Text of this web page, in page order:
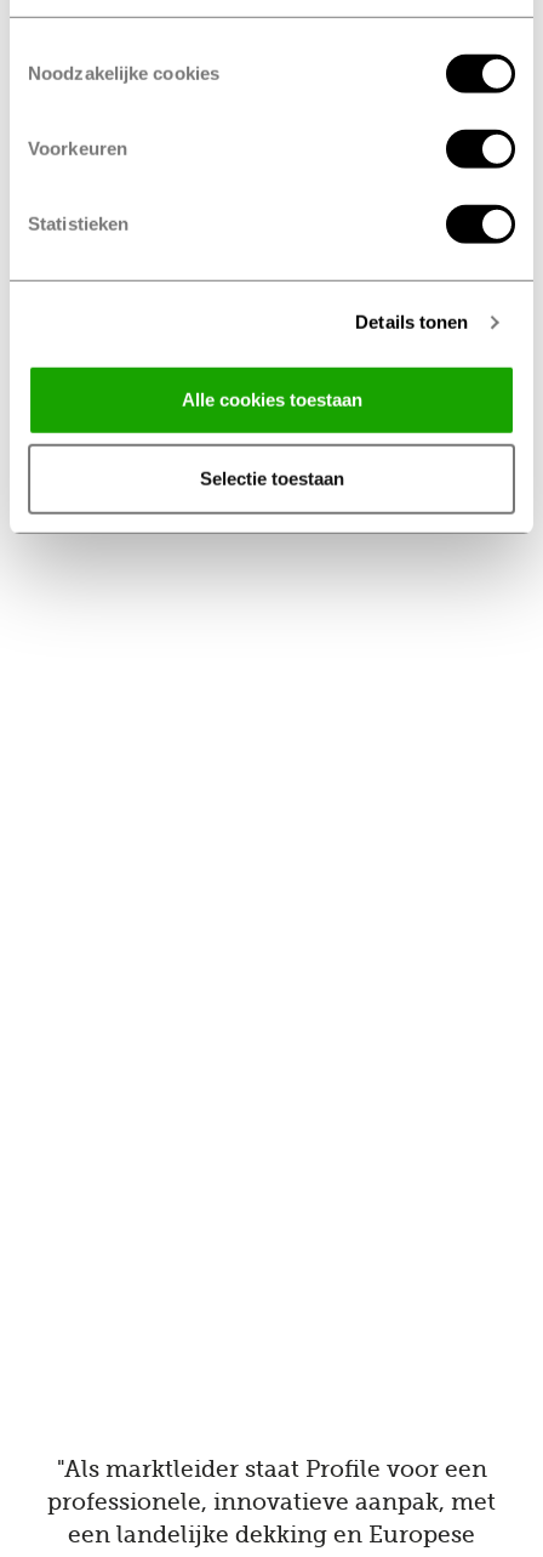
Noodzakelijke cookies
Voorkeuren
Statistieken
Details tonen
Alle cookies toestaan
Selectie toestaan
franchisenemer te worden?
Neem contact op met Harm Nieboer via
Harm.Nieboer@profile.nl
of via het onderstaande
"Als marktleider staat Profile voor een
professionele, innovatieve aanpak, met
een landelijke dekking en Europese